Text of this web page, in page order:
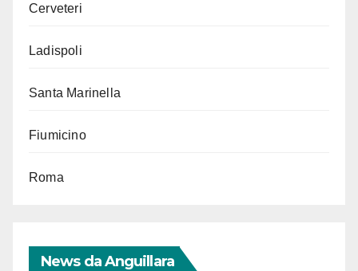
Cerveteri
Ladispoli
Santa Marinella
Fiumicino
Roma
News da Anguillara